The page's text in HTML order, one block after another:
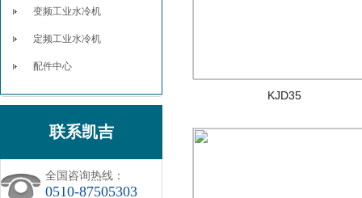
变频工业水冷机
定频工业水冷机
配件中心
联系凯吉
全国咨询热线：
0510-87505303
KJD35